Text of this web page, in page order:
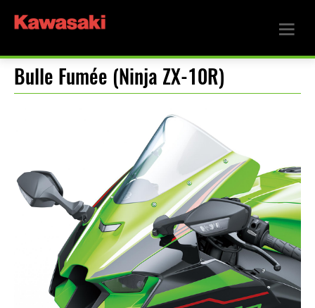
Bulle Fumée (Ninja ZX-10R)